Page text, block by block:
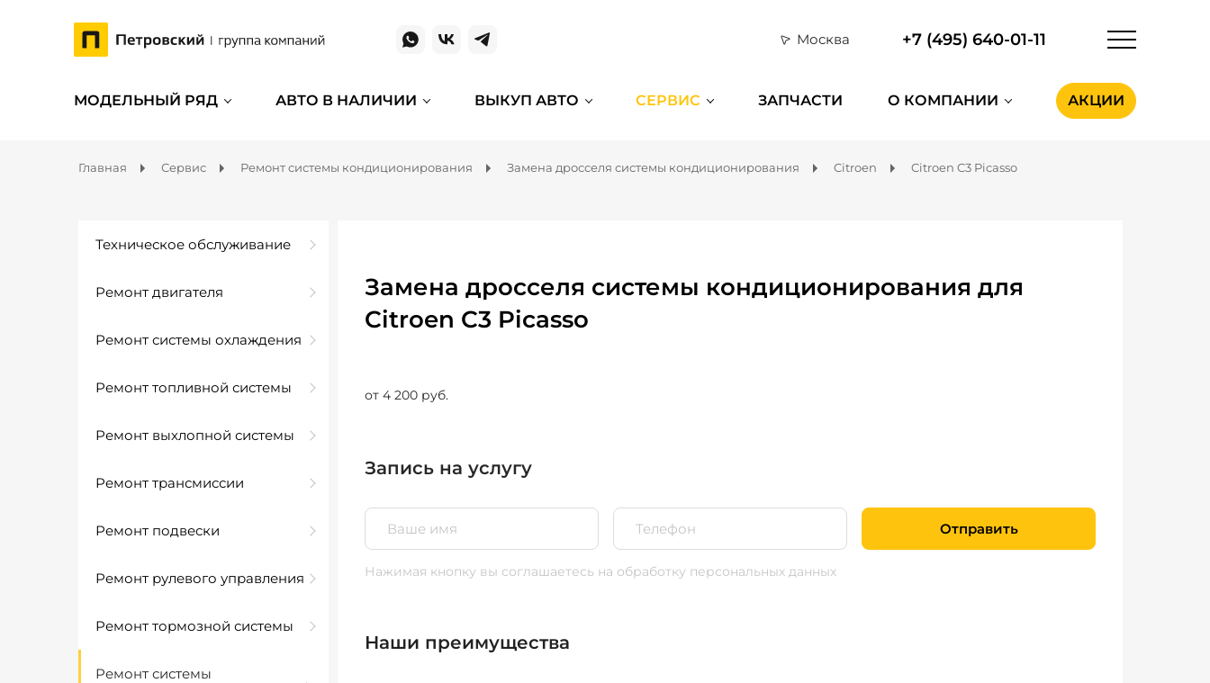
Москва +7 (495) 640-01-11
МОДЕЛЬНЫЙ РЯД АВТО В НАЛИЧИИ ВЫКУП АВТО СЕРВИС ЗАПЧАСТИ О КОМПАНИИ АКЦИИ
Главная Сервис Ремонт системы кондиционирования Замена дросселя системы кондиционирования Citroen Citroen C3 Picasso
Техническое обслуживание
Ремонт двигателя
Ремонт системы охлаждения
Ремонт топливной системы
Ремонт выхлопной системы
Ремонт трансмиссии
Ремонт подвески
Ремонт рулевого управления
Ремонт тормозной системы
Ремонт системы
Замена дросселя системы кондиционирования для
Citroen C3 Picasso
от 4 200 руб.
Запись на услугу
Отправить
Нажимая кнопку вы соглашаетесь на обработку персональных данных
Наши преимущества